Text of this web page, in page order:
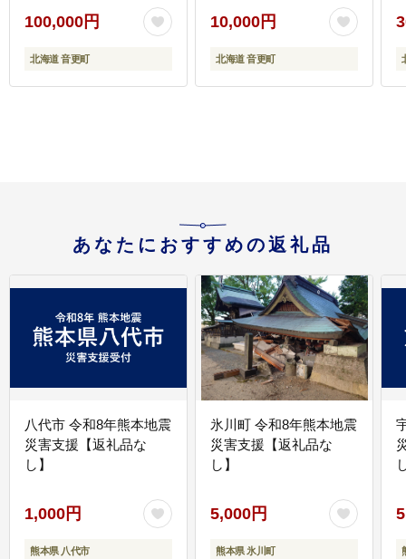
100,000円
北海道 音更町
10,000円
北海道 音更町
あなたにおすすめの返礼品
八代市 令和8年熊本地震
災害支援【返礼品な
し】
1,000円
熊本県 八代市
氷川町 令和8年熊本地震
災害支援【返礼品な
し】
5,000円
熊本県 氷川町